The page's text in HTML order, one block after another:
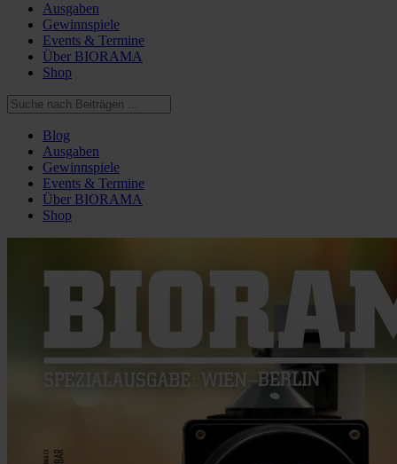
Ausgaben
Gewinnspiele
Events & Termine
Über BIORAMA
Shop
Blog
Ausgaben
Gewinnspiele
Events & Termine
Über BIORAMA
Shop